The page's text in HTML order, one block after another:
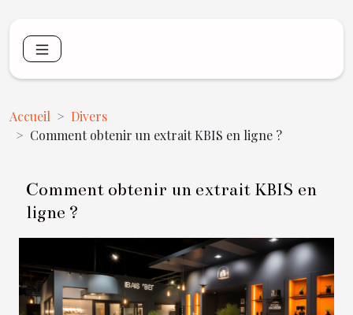
Accueil
Divers
Comment obtenir un extrait KBIS en ligne ?
Comment obtenir un extrait KBIS en
ligne ?